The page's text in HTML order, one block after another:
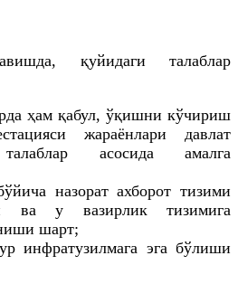
қуйидаги талаблар
ҳам қабул, ўқишни кўчириш
жараёнлари давлат
асосида амалга
назорат ахборот тизими
ва у вазирлик тизимига
шарт;
инфратузилмага эга бўлиши